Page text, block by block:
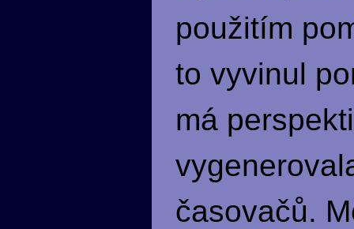
použitím
to vyvinul
má
časovačů.